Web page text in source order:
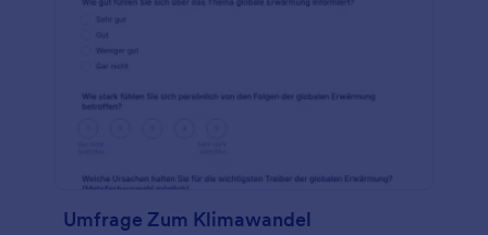
Umfrage Zum Klimawandel